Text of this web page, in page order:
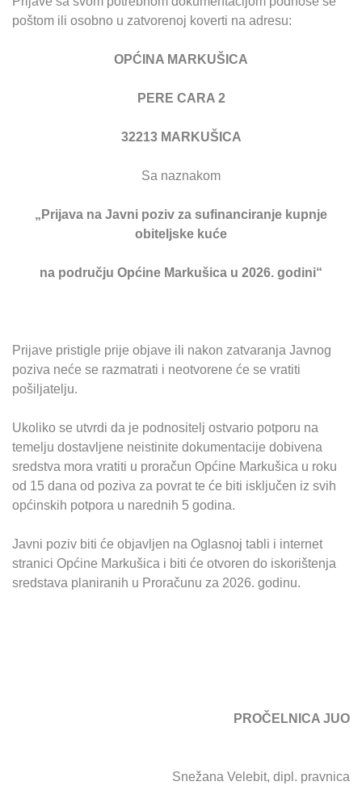
poštom ili osobno u zatvorenoj koverti na adresu:
OPĆINA MARKUŠICA
PERE CARA 2
32213 MARKUŠICA
Sa naznakom
„Prijava na Javni poziv za sufinanciranje kupnje
obiteljske kuće
na području Općine Markušica u 2026. godini“
Prijave pristigle prije objave ili nakon zatvaranja Javnog
poziva neće se razmatrati i neotvorene će se vratiti
pošiljatelju.
Ukoliko se utvrdi da je podnositelj ostvario potporu na
temelju dostavljene neistinite dokumentacije dobivena
sredstva mora vratiti u proračun Općine Markušica u roku
od 15 dana od poziva za povrat te će biti isključen iz svih
općinskih potpora u narednih 5 godina.
Javni poziv biti će objavljen na Oglasnoj tabli i internet
stranici Općine Markušica i biti će otvoren do iskorištenja
sredstava planiranih u Proračunu za 2026. godinu.
PROČELNICA JUO
Snežana Velebit, dipl. pravnica